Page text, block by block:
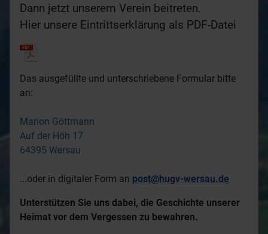
Dann jetzt unserem Verein beitreten.
Hier unsere Eintrittserklärung als PDF-Datei
Das ausgefüllte und unterschriebene Formular bitte
an:
Marion Göttmann
Auf der Höh 17
64395 Wersau
...oder in digitaler Form an post@hugv-wersau.de
Unterstützen Sie uns dabei, die Geschichte unserer
Heimat vor dem Vergessen zu bewahren.